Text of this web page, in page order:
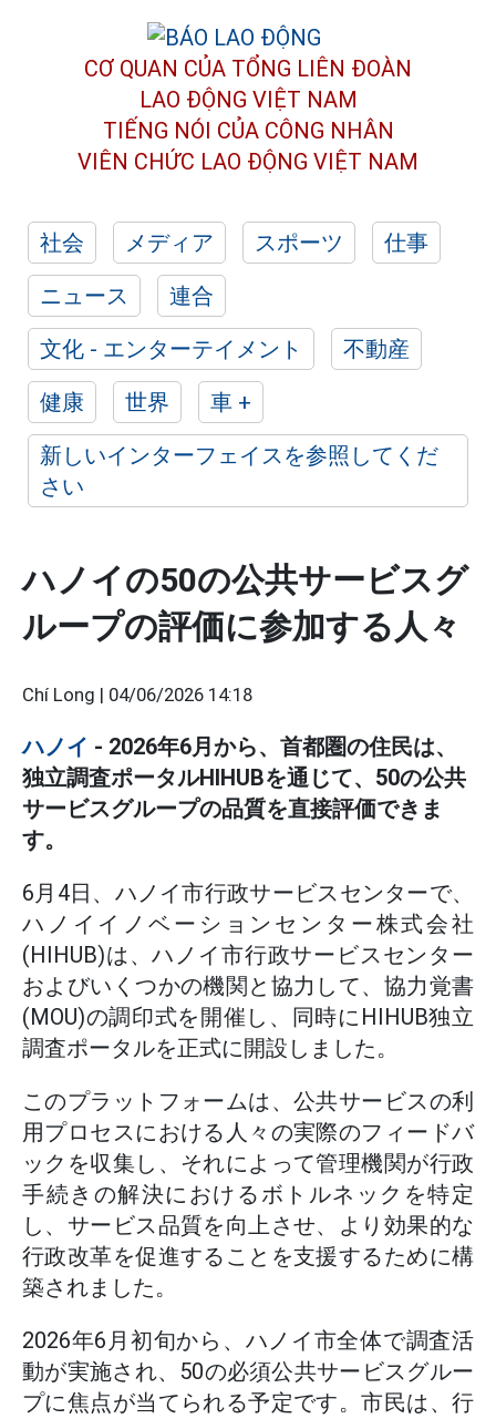
CƠ QUAN CỦA TỔNG LIÊN ĐOÀN
LAO ĐỘNG VIỆT NAM
TIẾNG NÓI CỦA CÔNG NHÂN
VIÊN CHỨC LAO ĐỘNG VIỆT NAM
社会 メディア スポーツ
仕事
ニュース
連合
文化 - エンターテイメント
不動産
健康
世界
車 +
新しいインターフェイスを参照してくだ
さい
ハノイの50の公共サービスグ
ループの評価に参加する人々
Chí Long | 04/06/2026 14:18
ハノイ - 2026年6月から、首都圏の住民は、
独立調査ポータルHIHUBを通じて、50の公共
サービスグループの品質を直接評価できま
す。
6月4日、ハノイ市行政サービスセンターで、
ハノイイノベーションセンター株式会社
(HIHUB)は、ハノイ市行政サービスセンター
およびいくつかの機関と協力して、協力覚書
(MOU)の調印式を開催し、同時にHIHUB独立
調査ポータルを正式に開設しました。
このプラットフォームは、公共サービスの利
用プロセスにおける人々の実際のフィードバ
ックを収集し、それによって管理機関が行政
手続きの解決におけるボトルネックを特定
し、サービス品質を向上させ、より効果的な
行政改革を促進することを支援するために構
築されました。
2026年6月初旬から、ハノイ市全体で調査活
動が実施され、50の必須公共サービスグルー
プに焦点が当てられる予定です。市民は、行